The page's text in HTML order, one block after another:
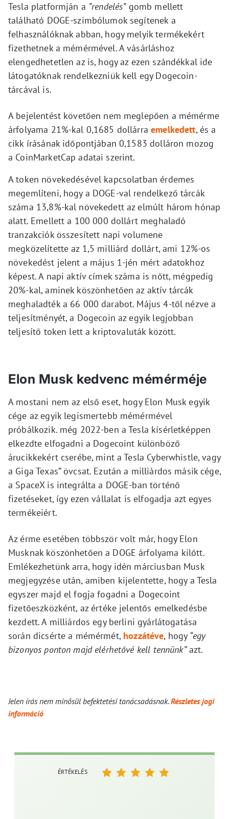
Tesla platformján a ”rendelés”gomb mellett
található DOGE-szimbólumok segítenek a
felhasználóknak abban, hogy melyik termékekért
fizethetnek a mémérmével. A vásárláshoz
elengedhetetlen az is, hogy az ezen szándékkal ide
látogatóknak rendelkezniük kell egy Dogecoin-
tárcával is.
A bejelentést követően nem meglepően a mémérme
árfolyama 21%-kal 0,1685 dollárraemelkedett, és a
cikk írásának időpontjában 0,1583 dolláron mozog
a CoinMarketCap adatai szerint.
A token növekedésével kapcsolatban érdemes
megemlíteni, hogy a DOGE-val rendelkező tárcák
száma 13,8%-kal növekedett az elmúlt három hónap
alatt. Emellett a 100 000 dollárt meghaladó
tranzakciók összesített napi volumene
megközelítette az 1,5 milliárd dollárt, ami 12%-os
növekedést jelent a május 1-jén mért adatokhoz
képest. A napi aktív címek száma is nőtt, mégpedig
20%-kal, aminek köszönhetően az aktív tárcák
meghaladték a 66 000 darabot. Május 4-től nézve a
teljesítményét, a Dogecoin az egyik legjobban
teljesítő token lett a kriptovaluták között.
Elon Musk kedvenc mémérméje
A mostani nem az első eset, hogy Elon Musk egyik
cége az egyik legismertebb mémérmével
próbálkozik. még 2022-ben a Tesla kísérletképpen
elkezdte elfogadni a Dogecoint különböző
árucikkekért cserébe, mint a Tesla Cyberwhistle, vagy
a Giga Texas” övcsat. Ezután a milliárdos másik cége,
a SpaceX is integrálta a DOGE-ban történő
fizetéseket, így ezen vállalat is elfogadja azt egyes
termékeiért.
Az érme esetében többször volt már, hogy Elon
Musknak köszönhetően a DOGE árfolyama kilőtt.
Emlékezhetünk arra, hogy idén márciusban Musk
megjegyzése után, amiben kijelentette, hogy a Tesla
egyszer majd el fogja fogadni a Dogecoint
fizetőeszközként, az értéke jelentős emelkedésbe
kezdett. A milliárdos egy berlini gyárlátogatása
során dicsérte a mémérmét, hozzátéve, hogy “egy
bizonyos ponton majd elérhetővé kell tennünk”azt.
Jelen írás nem minősül befektetési tanácsadásnak.Részletes jogi
információ
ÉRTÉKELÉS